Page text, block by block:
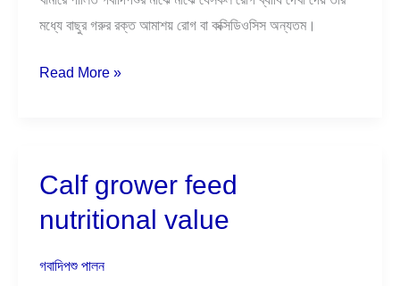
মধ্যে বাছুর গরুর রক্ত আমাশয় রোগ বা কক্সিডিওসিস অন্যতম।
Read More »
Calf grower feed
nutritional value
গবাদিপশু পালন
Calf
feed
nutritional